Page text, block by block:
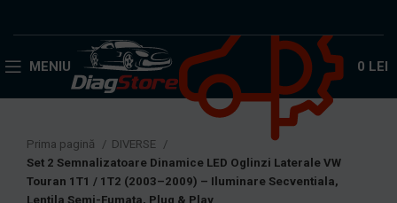
MENIU 0 LEI
Prima pagină
DIVERSE
Set 2 Semnalizatoare Dinamice LED Oglinzi Laterale VW
Touran 1T1 / 1T2 (2003–2009) – Iluminare Secventiala,
Lentila Semi-Fumata, Plug & Play